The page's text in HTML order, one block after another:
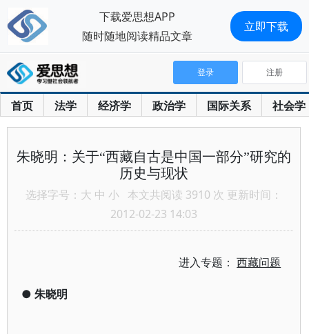
首页 法学 经济学 政治学 国际关系 社会学
登录 注册
朱晓明：关于“西藏自古是中国一部分”研究的
历史与现状
选择字号： 大 中 小 本文共阅读 3910 次 更新时间：
2012-02-23 14:03
进入专题：西藏问题
● 朱晓明
下载爱思想APP
随时随地阅读精品文章
立即下载